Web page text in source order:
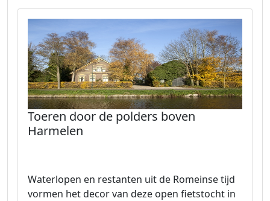
Toeren door de polders boven
Harmelen
Waterlopen en restanten uit de Romeinse tijd
vormen het decor van deze open fietstocht in